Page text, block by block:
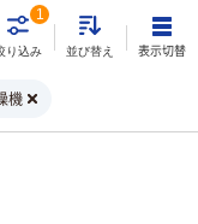
り込み
1
並び替え 表示切替
機